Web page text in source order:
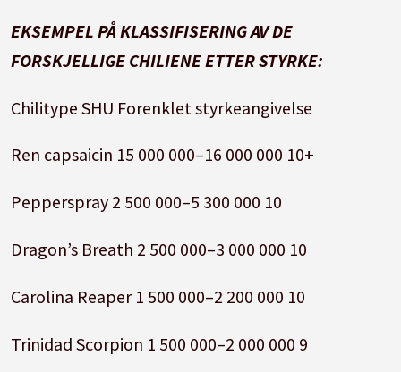
EKSEMPEL PÅ KLASSIFISERING AV DE
FORSKJELLIGE CHILIENE ETTER STYRKE:
Chilitype SHU Forenklet styrke­angivelse
Ren capsaicin 15 000 000–16 000 000 10+
Pepperspray 2 500 000–5 300 000 10
Dragon’s Breath 2 500 000–3 000 000 10
Carolina Reaper 1 500 000–2 200 000 10
Trinidad Scorpion 1 500 000–2 000 000 9